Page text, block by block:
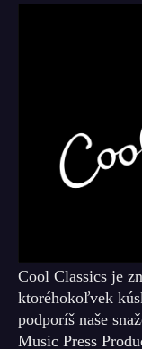
Cool Classics je
ktoréhokoľvek
podporíš naše
Music Press